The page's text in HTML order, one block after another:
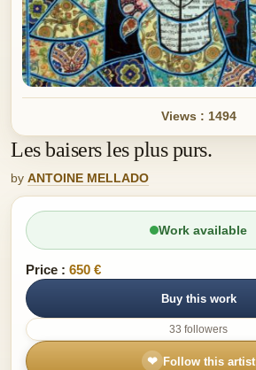
Views : 1494
Les baisers les plus purs.
by ANTOINE MELLADO
Work available
Price : 650 €
Buy this work
33 followers
❤ Follow this artist